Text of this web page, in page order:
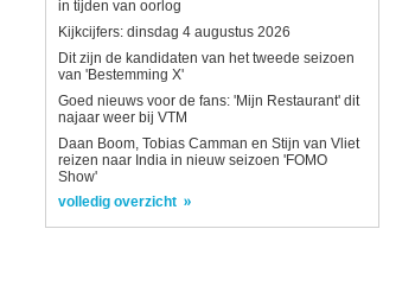
in tijden van oorlog
Kijkcijfers: dinsdag 4 augustus 2026
Dit zijn de kandidaten van het tweede seizoen
van 'Bestemming X'
Goed nieuws voor de fans: 'Mijn Restaurant' dit
najaar weer bij VTM
Daan Boom, Tobias Camman en Stijn van Vliet
reizen naar India in nieuw seizoen 'FOMO
Show'
volledig overzicht